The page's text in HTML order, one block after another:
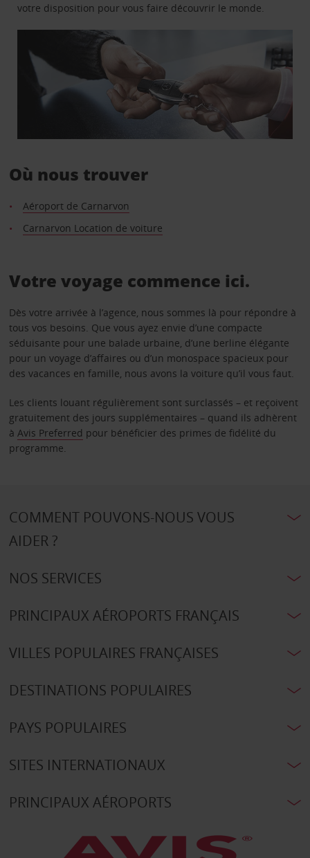
votre disposition pour vous faire découvrir le monde.
Où nous trouver
Aéroport de Carnarvon
Carnarvon Location de voiture
Votre voyage commence ici.
Dès votre arrivée à l’agence, nous sommes là pour répondre à
tous vos besoins. Que vous ayez envie d’une compacte
séduisante pour une balade urbaine, d’une berline élégante
pour un voyage d’affaires ou d’un monospace spacieux pour
des vacances en famille, nous avons la voiture qu’il vous faut.
Les clients louant régulièrement sont surclassés – et reçoivent
gratuitement des jours supplémentaires – quand ils adhèrent
à Avis Preferred pour bénéficier des primes de fidélité du
programme.
COMMENT POUVONS-NOUS VOUS
AIDER ?
NOS SERVICES
PRINCIPAUX AÉROPORTS FRANÇAIS
VILLES POPULAIRES FRANÇAISES
DESTINATIONS POPULAIRES
PAYS POPULAIRES
SITES INTERNATIONAUX
PRINCIPAUX AÉROPORTS